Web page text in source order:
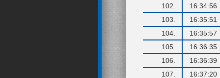
102.
16:34:56
103.
16:35:51
104.
16:35:57
105.
16:36:35
106.
16:36:39
107.
16:37:20